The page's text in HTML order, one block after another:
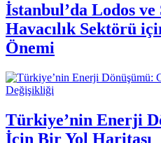
İstanbul’da Lodos ve
Havacılık Sektörü
Önemi
Değişikliği
Türkiye’nin Enerji
İçin Bir Yol Haritası